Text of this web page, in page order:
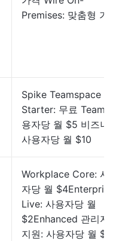
Premises: 맞춤형 가
Spike Teamspace
Starter: 무료 Team:
용자당 월 $5 비즈니
사용자당 월 $10
Workplace Core: 사
자당 월 $4Enterprise
Live: 사용자당 월
$2Enhanced 관리자
지원: 사용자당 월 $2